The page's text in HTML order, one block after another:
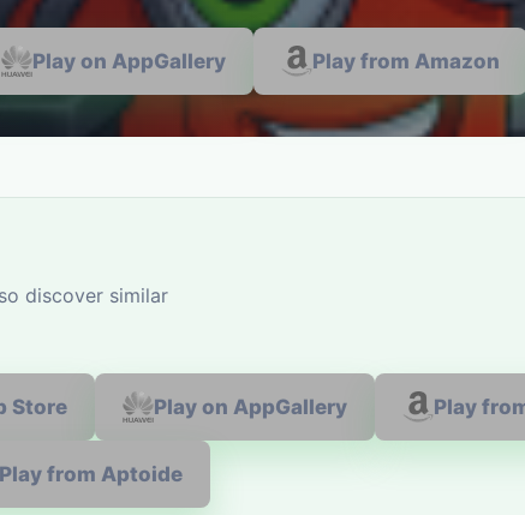
Play on AppGallery Play from Amazon
discover similar
Store Play on AppGallery Play
Play from Aptoide